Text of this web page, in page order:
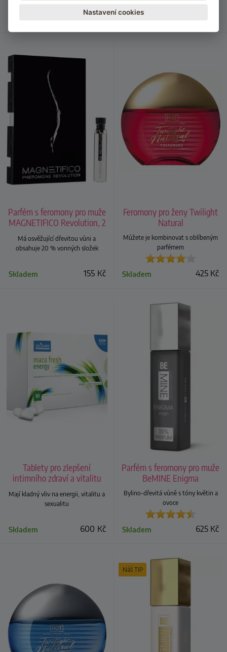
800Kč Skladem
Parfém s feromony pro muže
MAGNETIFICO Revolution, 2
ml
Má osvěžující dřevitou vůni a
obsahuje 20 % vonných složek
155 Kč
Skladem
Feromony pro ženy Twilight
Natural
Můžete je kombinovat s oblíbeným
parfémem
425 Kč
Skladem
Tablety pro zlepšení
intimního zdraví a vitalitu
MACA FRESH Energy
Mají kladný vliv na energii, vitalitu a
sexualitu
600 Kč
Skladem
Parfém s feromony pro muže
BeMINE Enigma
Bylino-dřevitá vůně s tóny květin a
ovoce
625 Kč
Skladem
Náš TIP
Nastavení cookies